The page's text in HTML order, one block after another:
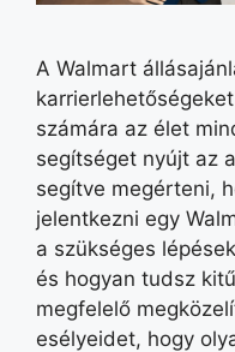
A Walmart
számára az élet
segítséget nyújt az
segítve megérteni,
jelentkezni egy
a szükséges
és hogyan tudsz
megfelelő
esélyeidet, hogy